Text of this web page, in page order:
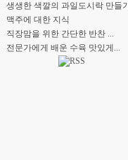
생생한 색깔의 과일도시락 만들기
맥주에 대한 지식
직장맘을 위한 간단한 반찬 ...
전문가에게 배운 수육 맛있게...